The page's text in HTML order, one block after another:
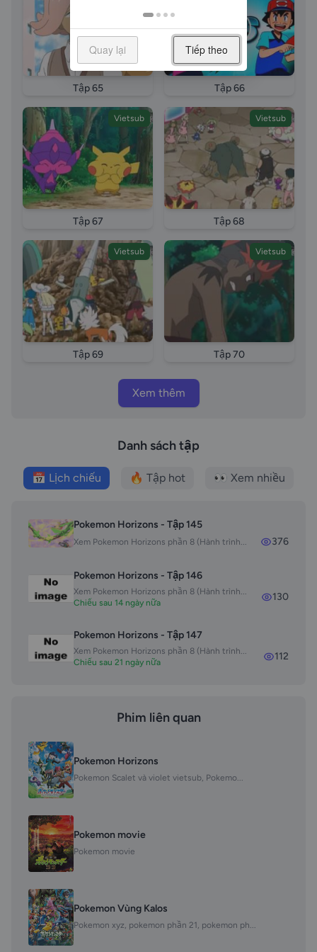
long tieng pokemon sun moon tap 10 vietsub Lieu co
the kich hoat Tuyet ky Z Thach chien Dai thu thach
vietsub long tieng long tieng Pokemon Sun And
Moon phan tap 10 long tieng Pokemon Sun And
Moon phan tap pokemon sun moon tap 10 vietsub
Lieu co the kich hoat Tuyet ky Z Thach chien Dai thu
thach vietsub long tieng episode 10 Pokemon
episode full Buu Boi Than Ky episode full Pokemon
2017 tap full vietsub Pokemon 2017 tap full thuyet
minh Pokemon 2017 tap full long tieng
Tập 65 Tập 66
Vietsub
Tập 67
Vietsub
Tập 68
Vietsub
Tập 69
Vietsub
Tập 70
Xem thêm
Danh sách tập
📅 Lịch chiếu 🔥 Tập hot 👀 Xem nhiều
Pokemon Horizons - Tập 145
Xem Pokemon Horizons phần 8 (Hành trình... 376
Pokemon Horizons - Tập 146
Xem Pokemon Horizons phần 8 (Hành trình...
Chiếu sau 14 ngày nữa
130
Pokemon Horizons - Tập 147
Xem Pokemon Horizons phần 8 (Hành trình...
Chiếu sau 21 ngày nữa
112
Phim liên quan
Pokemon Horizons
Pokemon Scalet và violet vietsub, Pokemo...
Pokemon movie
Pokemon movie
Pokemon Vùng Kalos
Pokemon xyz, pokemon phần 21, pokemon ph...
Quay lại Tiếp theo